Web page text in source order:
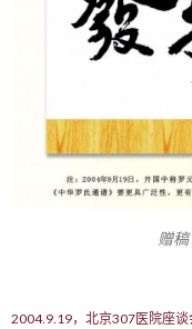
赠稿
2004.9.19，北京307医院座